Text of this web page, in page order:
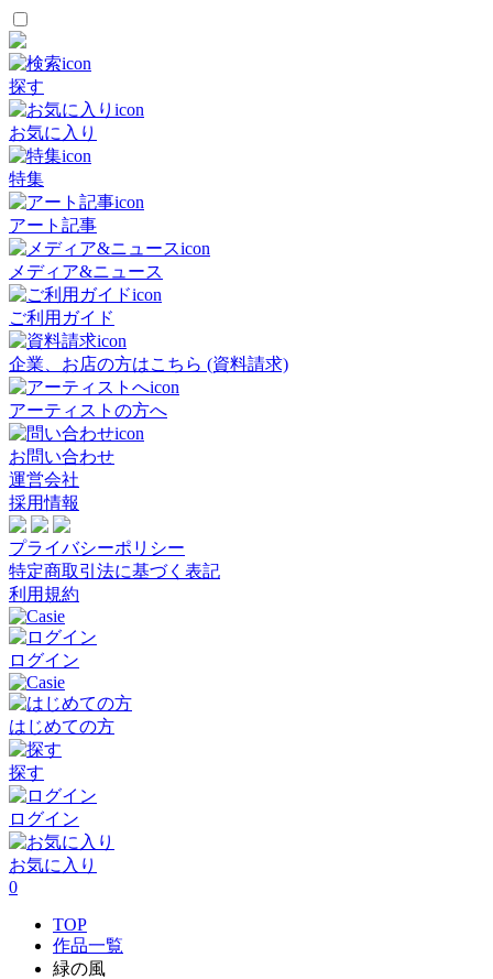
探す
お気に入り
特集
アート記事
メディア&ニュース
ご利用ガイド
企業、お店の方はこちら (資料請求)
アーティストの方へ
お問い合わせ
運営会社
採用情報
プライバシーポリシー
特定商取引法に基づく表記
利用規約
ログイン
はじめての方
探す
ログイン
お気に入り
0
TOP
作品一覧
緑の風